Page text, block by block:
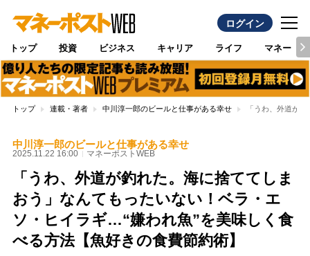
ログイン
トップ 投資 ビジネス キャリア ライフ マネー
トップ 連載・著者 中川淳一郎のビールと仕事がある幸せ 「うわ、外道が
中川淳一郎のビールと仕事がある幸せ
2025.11.22 16:00 マネーポストWEB
「うわ、外道が釣れた。海に捨ててしま
おう」なんてもったいない！ベラ・エ
ソ・ヒイラギ…“嫌われ魚”を美味しく食
べる方法【魚好きの食費節約術】